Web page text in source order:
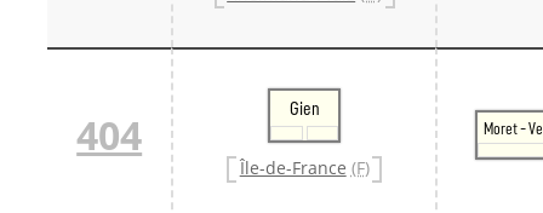
Polen
404
Gien
Île-de-France (F)
Moret -